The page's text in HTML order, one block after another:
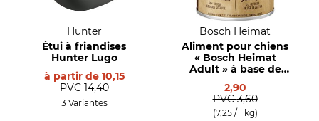
Hunter
Étui à friandises
Hunter Lugo
à partir de 10,15
PVC 14,40
3 Variantes
Bosch Heimat
Aliment pour chiens
« Bosch Heimat
Adult » à base de
régionale
2,90
PVC 3,60
(7,25 / 1 kg)